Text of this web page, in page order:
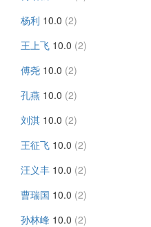
杨利 10.0 (2)
王上飞 10.0 (2)
傅尧 10.0 (2)
孔燕 10.0 (2)
刘淇 10.0 (2)
王征飞 10.0 (2)
汪义丰 10.0 (2)
曹瑞国 10.0 (2)
孙林峰 10.0 (2)